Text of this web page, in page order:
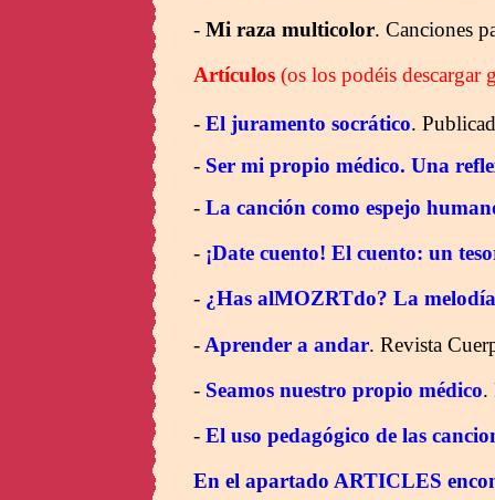
- Mi raza multicolor. Canciones
Artículos (os los podéis descargar
- El juramento socrático.
- Ser mi propio médico. Una
- La canción como espejo
- ¡Date cuento! El cuento: un
- ¿Has alMOZRTdo? La
- Aprender a andar. Revista
- Seamos nuestro propio médico.
- El uso pedagógico de las
En el apartado ARTICLES